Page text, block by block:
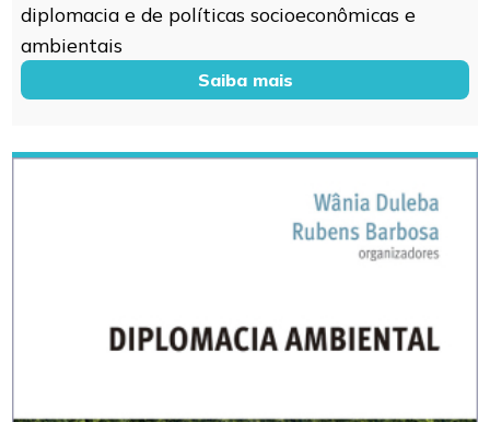
diplomacia e de políticas socioeconômicas e
ambientais
Saiba mais